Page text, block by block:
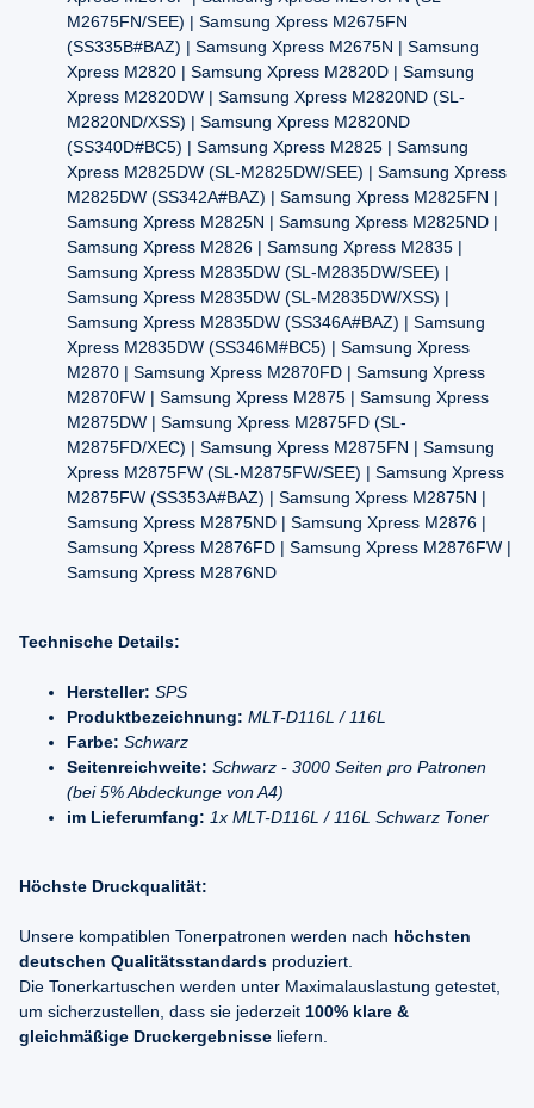
M2675FN/SEE) | Samsung Xpress M2675FN
(SS335B#BAZ) | Samsung Xpress M2675N | Samsung
Xpress M2820 | Samsung Xpress M2820D | Samsung
Xpress M2820DW | Samsung Xpress M2820ND (SL-
M2820ND/XSS) | Samsung Xpress M2820ND
(SS340D#BC5) | Samsung Xpress M2825 | Samsung
Xpress M2825DW (SL-M2825DW/SEE) | Samsung Xpress
M2825DW (SS342A#BAZ) | Samsung Xpress M2825FN |
Samsung Xpress M2825N | Samsung Xpress M2825ND |
Samsung Xpress M2826 | Samsung Xpress M2835 |
Samsung Xpress M2835DW (SL-M2835DW/SEE) |
Samsung Xpress M2835DW (SL-M2835DW/XSS) |
Samsung Xpress M2835DW (SS346A#BAZ) | Samsung
Xpress M2835DW (SS346M#BC5) | Samsung Xpress
M2870 | Samsung Xpress M2870FD | Samsung Xpress
M2870FW | Samsung Xpress M2875 | Samsung Xpress
M2875DW | Samsung Xpress M2875FD (SL-
M2875FD/XEC) | Samsung Xpress M2875FN | Samsung
Xpress M2875FW (SL-M2875FW/SEE) | Samsung Xpress
M2875FW (SS353A#BAZ) | Samsung Xpress M2875N |
Samsung Xpress M2875ND | Samsung Xpress M2876 |
Samsung Xpress M2876FD | Samsung Xpress M2876FW |
Samsung Xpress M2876ND
Technische Details:
Hersteller: SPS
Produktbezeichnung: MLT-D116L / 116L
Farbe: Schwarz
Seitenreichweite: Schwarz - 3000 Seiten pro Patronen
(bei 5% Abdeckunge von A4)
im Lieferumfang: 1x MLT-D116L / 116L Schwarz Toner
Höchste Druckqualität:
Unsere kompatiblen Tonerpatronen werden nach höchsten
deutschen Qualitätsstandards produziert.
Die Tonerkartuschen werden unter Maximalauslastung getestet,
um sicherzustellen, dass sie jederzeit 100% klare &
gleichmäßige Druckergebnisse liefern.